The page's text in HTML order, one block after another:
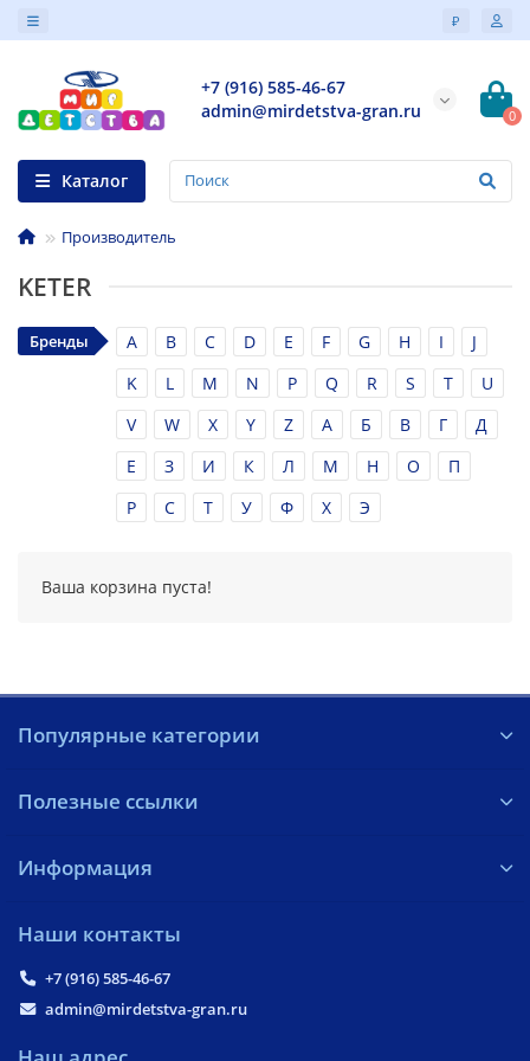
₽
+7 (916) 585-46-67
admin@mirdetstva-gran.ru
0
Каталог
Производитель
KETER
Бренды A B C D E F G H I
J
K
L M N P Q R S T
U
V
W X Y Z А Б В Г
Д
Е
З И К Л М Н О
П
Р
С Т У Ф Х Э
Ваша корзина пуста!
Популярные категории
Полезные ссылки
Информация
Наши контакты
+7 (916) 585-46-67
admin@mirdetstva-gran.ru